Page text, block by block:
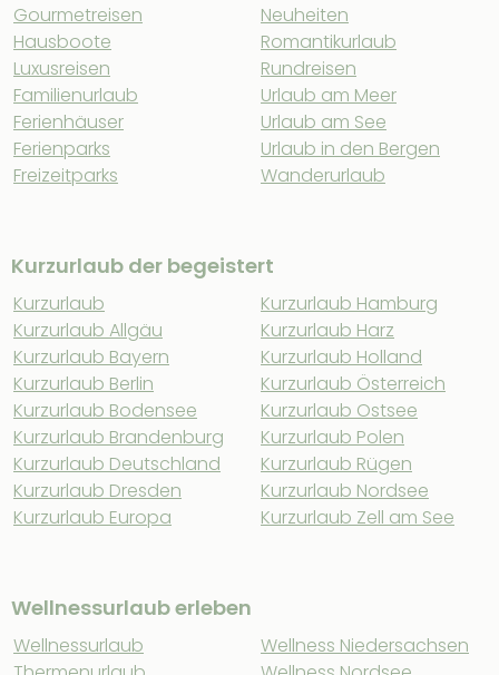
Gourmetreisen
Hausboote
Luxusreisen
Familienurlaub
Ferienhäuser
Ferienparks
Freizeitparks
Neuheiten
Romantikurlaub
Rundreisen
Urlaub am Meer
Urlaub am See
Urlaub in den Bergen
Wanderurlaub
Kurzurlaub der begeistert
Kurzurlaub
Kurzurlaub Allgäu
Kurzurlaub Bayern
Kurzurlaub Berlin
Kurzurlaub Bodensee
Kurzurlaub Brandenburg
Kurzurlaub Deutschland
Kurzurlaub Dresden
Kurzurlaub Europa
Kurzurlaub Hamburg
Kurzurlaub Harz
Kurzurlaub Holland
Kurzurlaub Österreich
Kurzurlaub Ostsee
Kurzurlaub Polen
Kurzurlaub Rügen
Kurzurlaub Nordsee
Kurzurlaub Zell am See
Wellnessurlaub erleben
Wellnessurlaub
Wellness Niedersachsen